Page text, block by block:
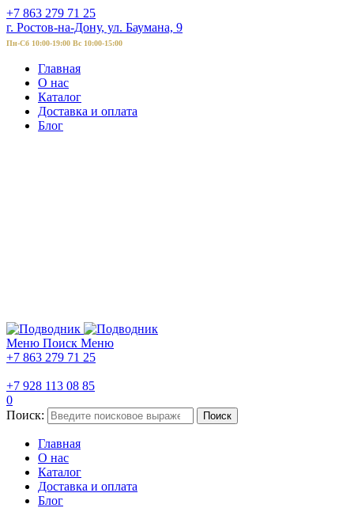
+7 863 279 71 25
г. Ростов-на-Дону, ул. Баумана, 9
Пн-Сб 10:00-19:00 Вс 10:00-15:00
Главная
О нас
Каталог
Доставка и оплата
Блог
Меню Поиск Меню
+7 863 279 71 25
+7 928 113 08 85
0
Поиск:
Поиск
Главная
О нас
Каталог
Доставка и оплата
Блог